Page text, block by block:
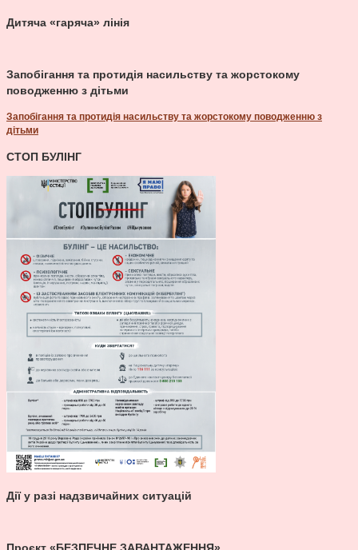
Дитяча «гаряча» лінія
Запобігання та протидія насильству та жорстокому
поводженню з дітьми
Запобігання та протидія насильству та жорстокому поводженню з
дітьми
СТОП БУЛІНГ
Дії у разі надзвичайних ситуацій
Проєкт «БЕЗПЕЧНЕ ЗАВАНТАЖЕННЯ»